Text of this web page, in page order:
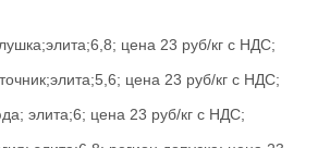
цена 23 руб/кг с НДС;
цена 23 руб/кг с НДС;
элита;6; цена 23 руб/кг с НДС;